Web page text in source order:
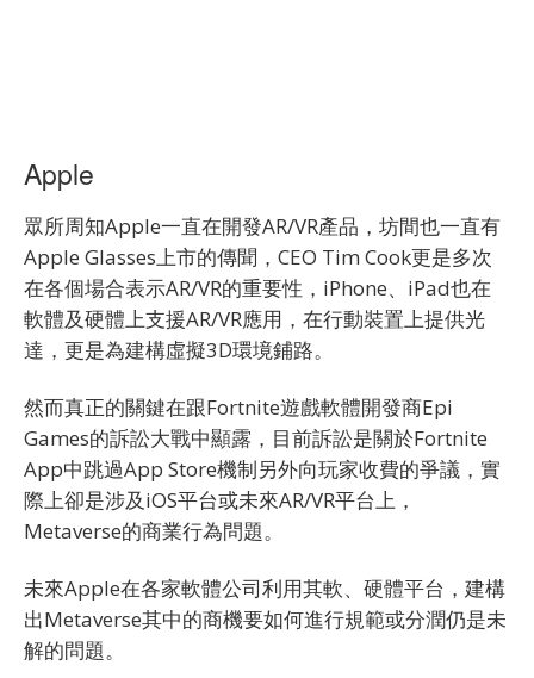
Apple
眾所周知Apple一直在開發AR/VR產品，坊間也一直有
Apple Glasses上市的傳聞，CEO Tim Cook更是多次
在各個場合表示AR/VR的重要性，iPhone、iPad也在
軟體及硬體上支援AR/VR應用，在行動裝置上提供光
達，更是為建構虛擬3D環境鋪路。
然而真正的關鍵在跟Fortnite遊戲軟體開發商Epi
Games的訴訟大戰中顯露，目前訴訟是關於Fortnite
App中跳過App Store機制另外向玩家收費的爭議，實
際上卻是涉及iOS平台或未來AR/VR平台上，
Metaverse的商業行為問題。
未來Apple在各家軟體公司利用其軟、硬體平台，建構
出Metaverse其中的商機要如何進行規範或分潤仍是未
解的問題。